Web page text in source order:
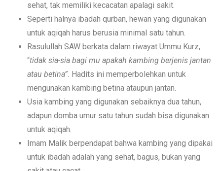
sehat, tak memiliki kecacatan apalagi sakit.
Seperti halnya ibadah qurban, hewan yang digunakan
untuk aqiqah harus berusia minimal satu tahun.
Rasulullah SAW berkata dalam riwayat Ummu Kurz,
“tidak sia-sia bagi mu apakah kambing berjenis jantan
atau betina”. Hadits ini memperbolehkan untuk
mengunakan kambing betina ataupun jantan.
Usia kambing yang digunakan sebaiknya dua tahun,
adapun domba umur satu tahun sudah bisa digunakan
untuk aqiqah.
Imam Malik berpendapat bahwa kambing yang dipakai
untuk ibadah adalah yang sehat, bagus, bukan yang